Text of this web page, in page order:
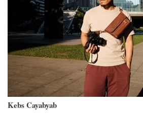
Kebs Cayabyab